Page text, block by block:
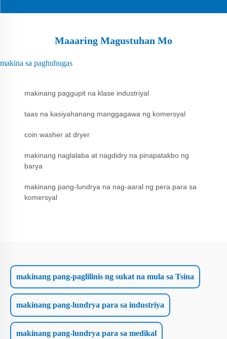
Maaaring Magustuhan Mo
makina sa paghuhugas
makinang paggupit na klase industriyal
taas na kasiyahanang manggagawa ng komersyal
coin washer at dryer
makinang naglalaba at nagdidry na pinapatakbo ng
barya
makinang pang-lundrya na nag-aaral ng pera para sa
komersyal
makinang pang-paglilinis ng sukat na mula sa Tsina
makinang pang-lundrya para sa industriya
makinang pang-lundrya para sa medikal